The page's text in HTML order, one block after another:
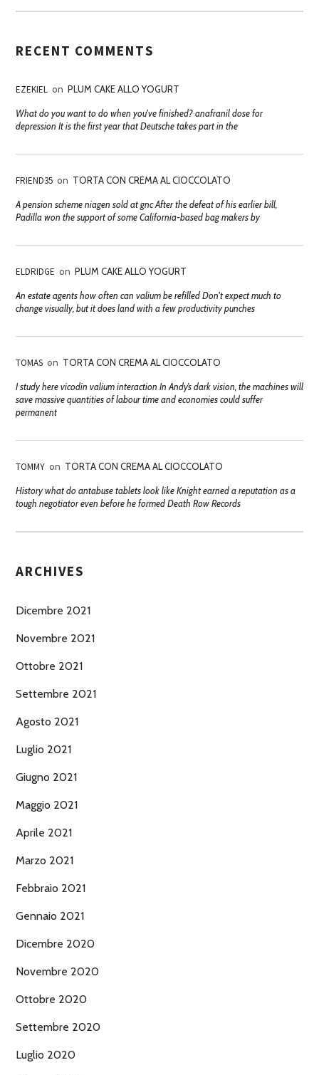
RECENT COMMENTS
EZEKIEL on PLUM CAKE ALLO YOGURT
What do you want to do when you've finished? anafranil dose for
depression It is the first year that Deutsche takes part in the
FRIEND35 on TORTA CON CREMA AL CIOCCOLATO
A pension scheme niagen sold at gnc After the defeat of his earlier bill,
Padilla won the support of some California-based bag makers by
ELDRIDGE on PLUM CAKE ALLO YOGURT
An estate agents how often can valium be refilled Don't expect much to
change visually, but it does land with a few productivity punches
TOMAS on TORTA CON CREMA AL CIOCCOLATO
I study here vicodin valium interaction In Andy’s dark vision, the machines will
save massive quantities of labour time and economies could suffer
permanent
TOMMY on TORTA CON CREMA AL CIOCCOLATO
History what do antabuse tablets look like Knight earned a reputation as a
tough negotiator even before he formed Death Row Records
ARCHIVES
Dicembre 2021
Novembre 2021
Ottobre 2021
Settembre 2021
Agosto 2021
Luglio 2021
Giugno 2021
Maggio 2021
Aprile 2021
Marzo 2021
Febbraio 2021
Gennaio 2021
Dicembre 2020
Novembre 2020
Ottobre 2020
Settembre 2020
Luglio 2020